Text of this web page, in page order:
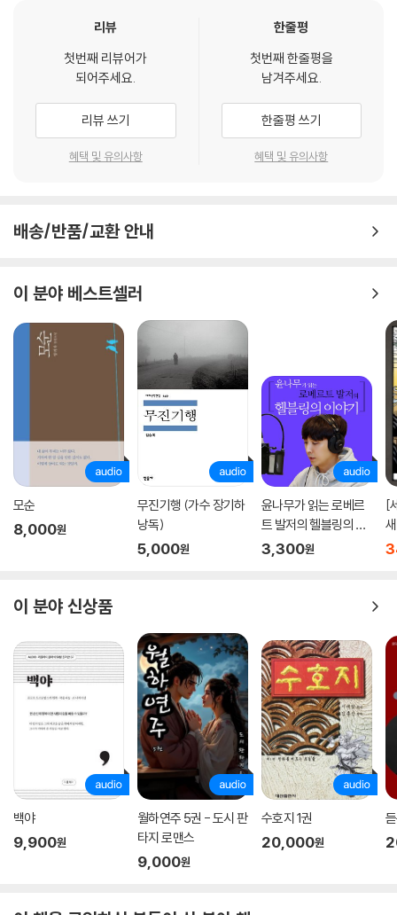
서 출발한다. 작가는 치밀한 자료 조사와 거침없는 상상력을 더해, 훈민정
생하게 되살려냈다.
소리 없는 전쟁터였던 경복궁, 사라진 금서와 스승의 죽음, 그리고 그 속에
숨겨진 충격적인 진실 ‘반화요설反華妖說’. 소설은 단순한 역사적 사실의
나열을 넘어, 한 편의 스릴러 영화처럼 긴박하게 전개된다. 사랑하는 여인
을 선사한다.
존재를 지켜낸 견고한 방패이다. 또한 인류사적으로 보아도 문자를 권력의
도구에서 인간의 권리로 이동시킨 문명의 전환점이다.”라고. 지금 전 세계
가 K-컬처에 열광하는 이유, 그 폭발적인 에너지의 근원이 바로 500년 전
세종이 뿌린 씨앗에 있음을 『세종의 나라』는 증명해 보인다.
지금 이 순간에도 우리는 한글로 생각하고, 한글로 소통하며 살아간다. 『세
종의 나라』는 500년 전 가장 고독했던 왕의 위대한 선택이 오늘날 우리에
게 어떤 의미를 갖는지 되새기게 하는, 대한민국 국민이라면 꼭 읽어야 할
필독서다.
리뷰
첫번째 리뷰어가
되어주세요.
리뷰 쓰기
혜택 및 유의사항
한줄평
첫번째 한줄평을
남겨주세요.
한줄평 쓰기
혜택 및 유의사항
배송/반품/교환 안내
이 분야 베스트셀러
모순
8,000원
무진기행 (가수 장기하
낭독)
5,000원
윤나무가 읽는 로베르
트 발저의 헬블링의 이
야기
3,300원
[
이 분야 신상품
백야
9,900원
월하연주 5권 - 도시 판
타지 로맨스
9,000원
수호지 1권
20,000원